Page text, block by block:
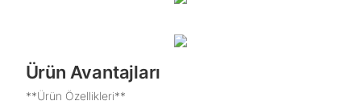
Ürün Avantajları
**Ürün Özellikleri**